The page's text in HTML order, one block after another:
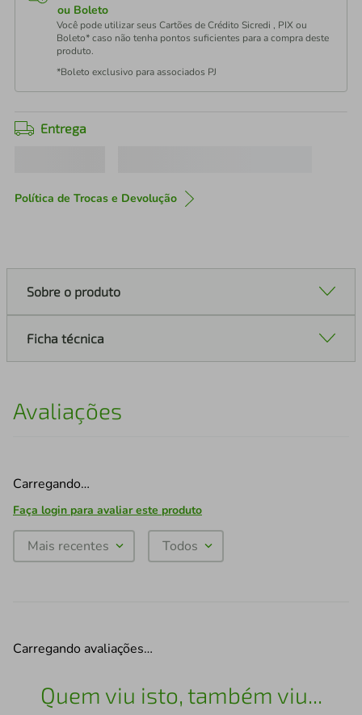
ou Boleto
Você pode utilizar seus Cartões de Crédito Sicredi , PIX ou
Boleto* caso não tenha pontos suficientes para a compra deste
produto.
*Boleto exclusivo para associados PJ
Entrega
Política de Trocas e Devolução
Sobre o produto
Ficha técnica
Avaliações
Carregando…
Faça login para avaliar este produto
Mais recentes Todos
Carregando avaliações…
Quem viu isto, também viu...